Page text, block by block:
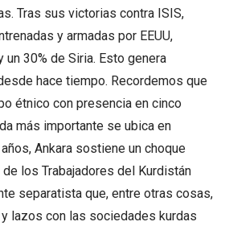
Tras sus victorias contra ISIS,
y armadas por EEUU,
un 30% de Siria. Esto genera
hace tiempo. Recordemos que
étnico con presencia en cinco
más importante se ubica en
Ankara sostiene un choque
los Trabajadores del Kurdistán
separatista que, entre otras cosas,
lazos con las sociedades kurdas